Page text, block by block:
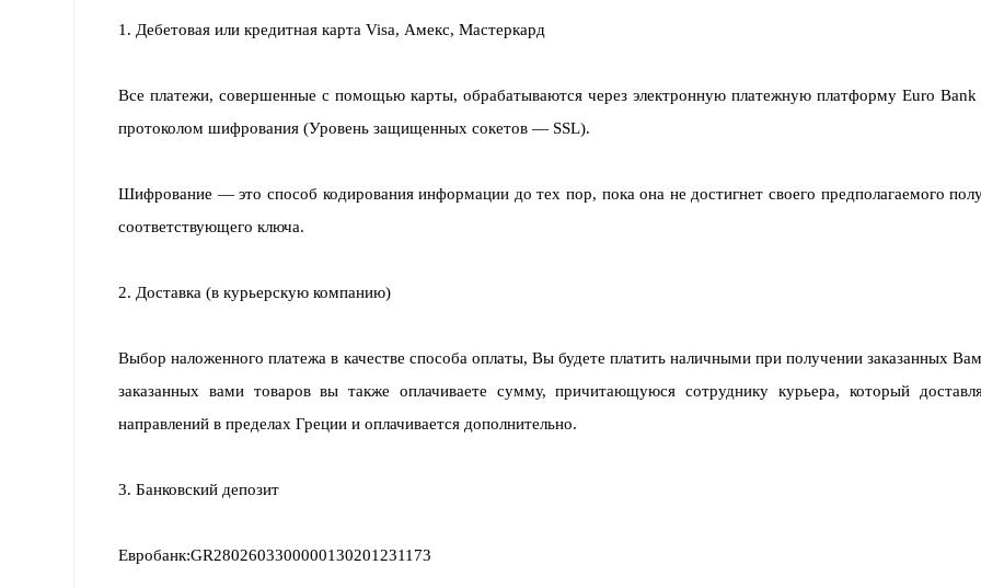
1. Дебетовая или кредитная карта Visa, Амекс, Мастеркард
Все платежи, совершенные с помощью карты, обрабатываются через электронную платежную платформу Euro
протоколом шифрования (Уровень защищенных сокетов — SSL).
Шифрование — это способ кодирования информации до тех пор, пока она не достигнет своего предполагаемого
соответствующего ключа.
2. Доставка (в курьерскую компанию)
Выбор наложенного платежа в качестве способа оплаты, Вы будете платить наличными при получении заказанных
заказанных вами товаров вы также оплачиваете сумму, причитающуюся сотруднику курьера, который
направлений в пределах Греции и оплачивается дополнительно.
3. Банковский депозит
Евробанк:GR2802603300000130201231173